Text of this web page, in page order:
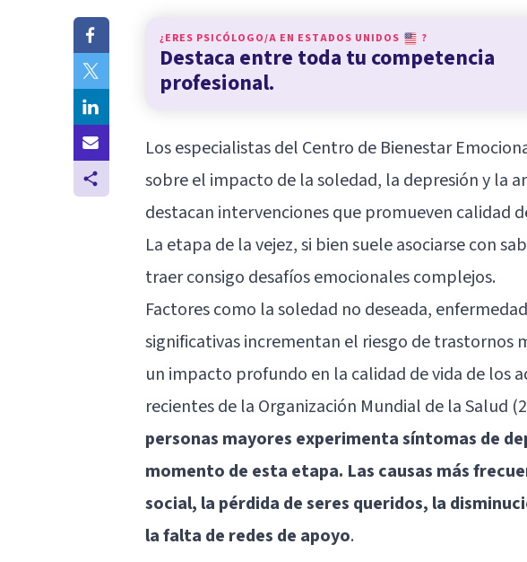
¿ERES PSICÓLOGO/A EN ESTADOS UNIDOS ?
Destaca entre toda tu competencia
profesional.
Los especialistas del Centro de Bienestar
sobre el impacto de la soledad, la depresión y la
destacan intervenciones que promueven calidad
La etapa de la vejez, si bien suele asociarse con
traer consigo desafíos emocionales complejos.
Factores como la soledad no deseada,
significativas incrementan el riesgo de trastornos
un impacto profundo en la calidad de vida de los
recientes de la Organización Mundial de la Salud
personas mayores experimenta síntomas de
momento de esta etapa. Las causas más
social, la pérdida de seres queridos, la
la falta de redes de apoyo.